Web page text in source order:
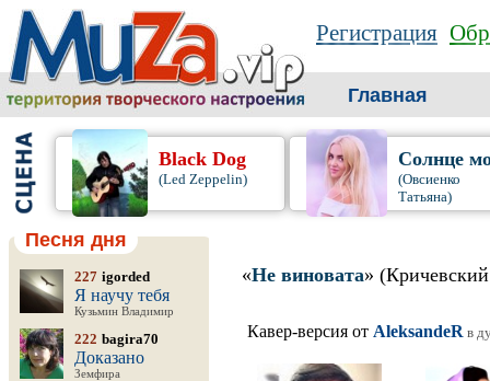
Регистрация
Главная
Black Dog
(Led Zeppelin)
Солнце
(Овсиенко
Татьяна)
Песня дня
227 igorded
Я научу тебя
Кузьмин Владимир
222 bagira70
Доказано
Земфира
«Не виновата»
Кавер-версия от AleksandeRв